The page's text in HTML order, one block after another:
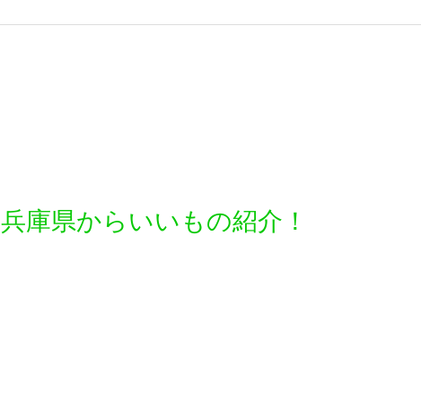
兵庫県からいいもの紹介！